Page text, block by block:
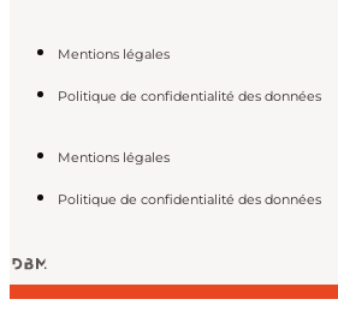
Mentions légales
Politique de confidentialité des données
Mentions légales
Politique de confidentialité des données